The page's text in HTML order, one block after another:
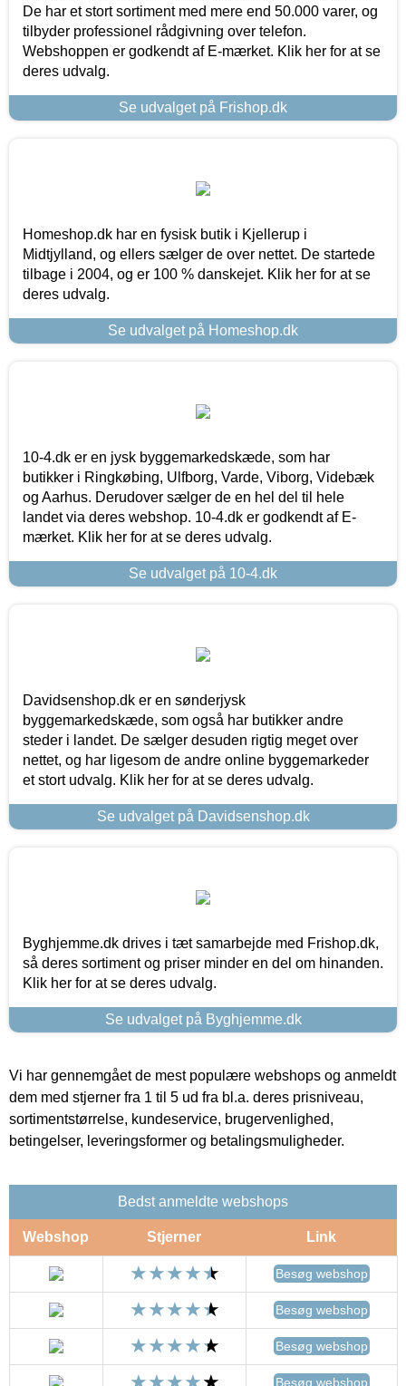
De har et stort sortiment med mere end 50.000 varer, og
tilbyder professionel rådgivning over telefon.
Webshoppen er godkendt af E-mærket. Klik her for at se
deres udvalg.
Se udvalget på Frishop.dk
Homeshop.dk har en fysisk butik i Kjellerup i
Midtjylland, og ellers sælger de over nettet. De startede
tilbage i 2004, og er 100 % danskejet. Klik her for at se
deres udvalg.
Se udvalget på Homeshop.dk
10-4.dk er en jysk byggemarkedskæde, som har
butikker i Ringkøbing, Ulfborg, Varde, Viborg, Videbæk
og Aarhus. Derudover sælger de en hel del til hele
landet via deres webshop. 10-4.dk er godkendt af E-
mærket. Klik her for at se deres udvalg.
Se udvalget på 10-4.dk
Davidsenshop.dk er en sønderjysk
byggemarkedskæde, som også har butikker andre
steder i landet. De sælger desuden rigtig meget over
nettet, og har ligesom de andre online byggemarkeder
et stort udvalg. Klik her for at se deres udvalg.
Se udvalget på Davidsenshop.dk
Byghjemme.dk drives i tæt samarbejde med Frishop.dk,
så deres sortiment og priser minder en del om hinanden.
Klik her for at se deres udvalg.
Se udvalget på Byghjemme.dk
Vi har gennemgået de mest populære webshops og anmeldt
dem med stjerner fra 1 til 5 ud fra bl.a. deres prisniveau,
sortimentstørrelse, kundeservice, brugervenlighed,
betingelser, leveringsformer og betalingsmuligheder.
Bedst anmeldte webshops
Webshop Stjerner Link
Besøg webshop
Besøg webshop
Besøg webshop
Besøg webshop